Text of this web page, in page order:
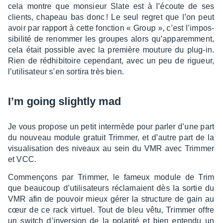
cela montre que monsieur Slate est à l’écoute de ses
clients, chapeau bas donc ! Le seul regret que l’on peut
avoir par rapport à cette fonc­tion « Group », c’est l’im­pos­
si­bi­lité de renom­mer les groupes alors qu’ap­pa­rem­ment,
cela était possible avec la première mouture du plug-in.
Rien de rédhi­bi­toire cepen­dant, avec un peu de rigueur,
l’uti­li­sa­teur s’en sortira très bien.
I’m going slightly mad
Je vous propose un petit inter­mède pour parler d’une part
du nouveau module gratuit Trim­mer, et d’autre part de la
visua­li­sa­tion des niveaux au sein du VMR avec Trim­mer
et VCC.
Commençons par Trim­mer, le fameux module de Trim
que beau­coup d’uti­li­sa­teurs récla­maient dès la sortie du
VMR afin de pouvoir mieux gérer la struc­ture de gain au
cœur de ce rack virtuel. Tout de bleu vêtu, Trim­mer offre
un switch d’in­ver­sion de la pola­rité et bien entendu un